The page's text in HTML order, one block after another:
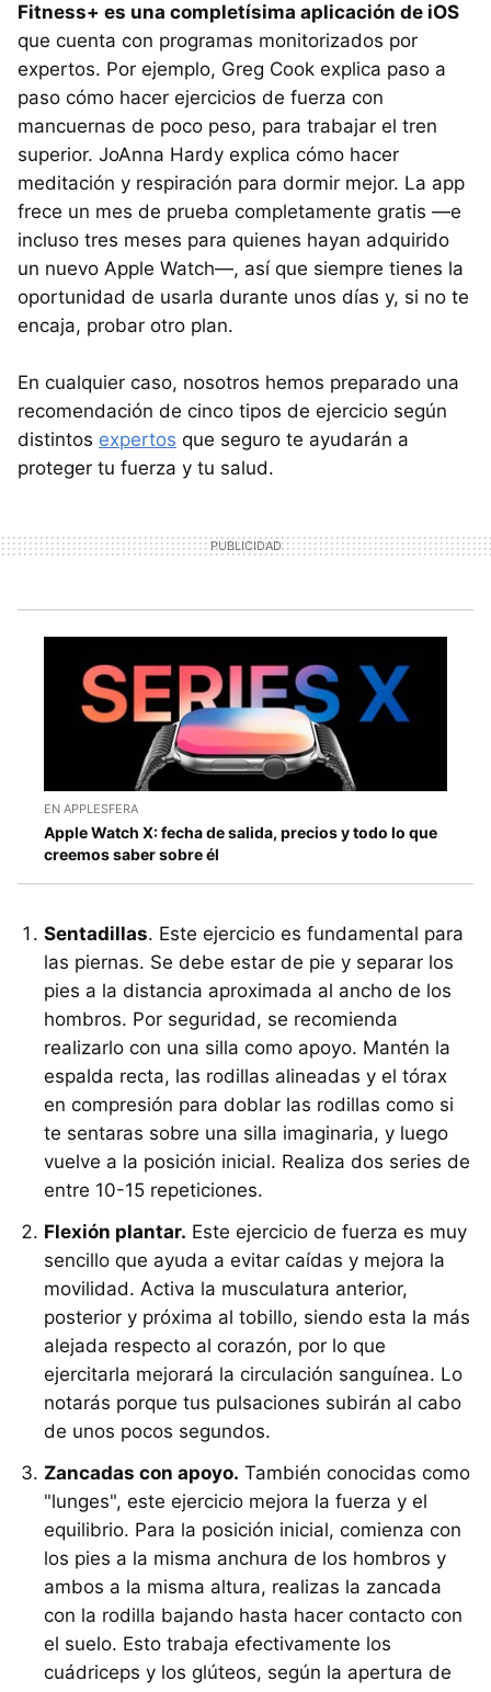
Fitness+ es una completísima aplicación de iOS
que cuenta con programas monitorizados por
expertos. Por ejemplo, Greg Cook explica paso a
paso cómo hacer ejercicios de fuerza con
mancuernas de poco peso, para trabajar el tren
superior. JoAnna Hardy explica cómo hacer
meditación y respiración para dormir mejor. La app
frece un mes de prueba completamente gratis —e
incluso tres meses para quienes hayan adquirido
un nuevo Apple Watch—, así que siempre tienes la
oportunidad de usarla durante unos días y, si no te
encaja, probar otro plan.
En cualquier caso, nosotros hemos preparado una
recomendación de cinco tipos de ejercicio según
distintos expertos que seguro te ayudarán a
proteger tu fuerza y tu salud.
EN APPLESFERA
Apple Watch X: fecha de salida, precios y todo lo que
creemos saber sobre él
Sentadillas. Este ejercicio es fundamental para
las piernas. Se debe estar de pie y separar los
pies a la distancia aproximada al ancho de los
hombros. Por seguridad, se recomienda
realizarlo con una silla como apoyo. Mantén la
espalda recta, las rodillas alineadas y el tórax
en compresión para doblar las rodillas como si
te sentaras sobre una silla imaginaria, y luego
vuelve a la posición inicial. Realiza dos series de
entre 10-15 repeticiones.
Flexión plantar. Este ejercicio de fuerza es muy
sencillo que ayuda a evitar caídas y mejora la
movilidad. Activa la musculatura anterior,
posterior y próxima al tobillo, siendo esta la más
alejada respecto al corazón, por lo que
ejercitarla mejorará la circulación sanguínea. Lo
notarás porque tus pulsaciones subirán al cabo
de unos pocos segundos.
Zancadas con apoyo. También conocidas como
"lunges", este ejercicio mejora la fuerza y el
equilibrio. Para la posición inicial, comienza con
los pies a la misma anchura de los hombros y
ambos a la misma altura, realizas la zancada
con la rodilla bajando hasta hacer contacto con
el suelo. Esto trabaja efectivamente los
cuádriceps y los glúteos, según la apertura de